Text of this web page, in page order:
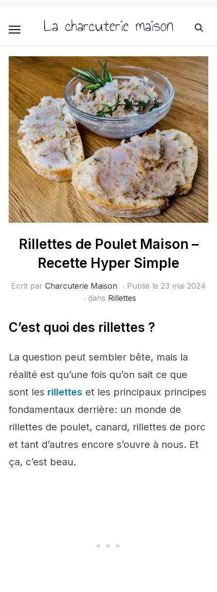
La charcuterie maison
Rillettes de Poulet Maison –
Recette Hyper Simple
Ecrit par Charcuterie Maison Publié le 23 mai 2024
dans Rillettes
C’est quoi des rillettes ?
La question peut sembler bête, mais la
réalité est qu’une fois qu’on sait ce que
sont les rillettes et les principaux principes
fondamentaux derrière: un monde de
rillettes de poulet, canard, rillettes de porc
et tant d’autres encore s’ouvre à nous. Et
ça, c’est beau.